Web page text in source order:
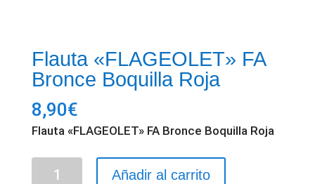
Flauta «FLAGEOLET» FA
Bronce Boquilla Roja
8,90€
Flauta «FLAGEOLET» FA Bronce Boquilla Roja
Flauta
Añadir al carrito